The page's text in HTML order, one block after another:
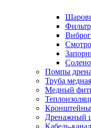
Помпы
Труба
Медный
Кронштейны
Дренажный
Кабель-